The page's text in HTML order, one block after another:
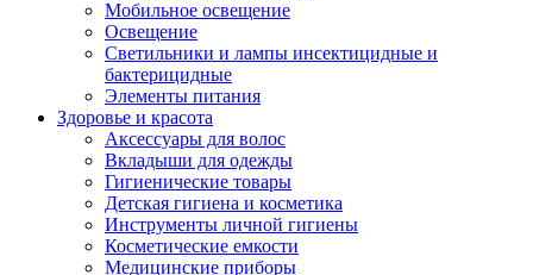
Мобильное освещение
Освещение
Светильники и лампы инсектицидные и
бактерицидные
Элементы питания
Здоровье и красота
Аксессуары для волос
Вкладыши для одежды
Гигиенические товары
Детская гигиена и косметика
Инструменты личной гигиены
Косметические емкости
Медицинские приборы